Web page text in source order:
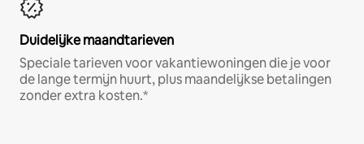
Duidelijke maandtarieven
Speciale tarieven voor vakantiewoningen die je voor
de lange termijn huurt, plus maandelijkse betalingen
zonder extra kosten.*